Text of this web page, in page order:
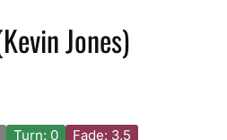
Jones)
Turn: 0 Fade: 3,5